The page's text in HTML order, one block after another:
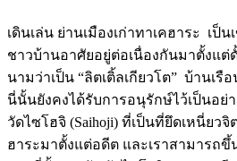
เดินเล่น ย่านเมืองเก่าทาเคฮาระ เ
ชาวบ้านอาศัยอยู่ต่อเนื่องกันมาตั้งแต่
นามว่าเป็น “ลิตเติ้ลเกียวโต” บ้านเ
นี่นั้นยังคงได้รับการอนุรักษ์ไว้เป็นอย่
วัดไซโฮจิ (Saihoji) ที่เป็นที่ยึดเหนี่ยว
ฮาระมาตั้งแต่อดีต และเราสามารถ